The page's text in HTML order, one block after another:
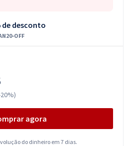
de desconto
OFF
agora
do dinheiro em 7 dias.